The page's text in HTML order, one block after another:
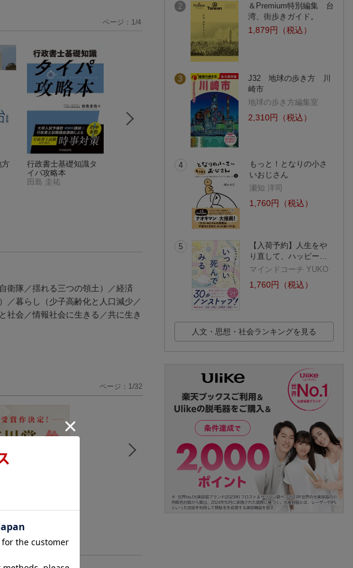
方
行政書士基礎知識タ
イパ攻略本
田島 圭祐
うかる！行政書士 民
法・行政法 解法スキ
ル完全マスター 第2版
平林 勉
(7件)
義肢装具学
ページ： 1 /4
衛隊／揺れる三つの領土）／経済
／暮らし（少子高齢化と人口減少／
社会／情報社会に生きる／共に生き
ページ：1/32
2
＆Premium特別編集 台
湾、街歩きガイド。
1,879円（税込）
3
J32 地球の歩き方 川
崎市
地球の歩き方編集室
2,310円（税込）
4
もっと！となりの小さ
いおじさん
瀬知 洋司
1,760円（税込）
5
【入荷予約】人生をや
り直して、ハッピー…
マインドコーチ YUKO
1,760円（税込）
人文・思想・社会ランキングを見る